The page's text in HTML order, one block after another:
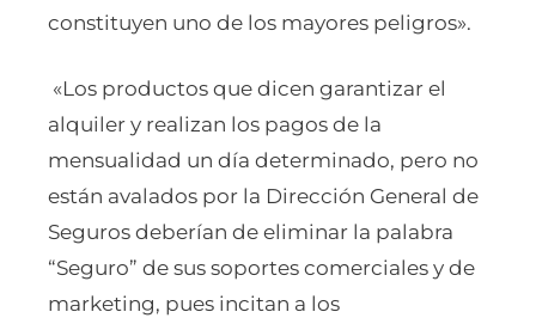
constituyen uno de los mayores peligros».
«Los productos que dicen garantizar el
alquiler y realizan los pagos de la
mensualidad un día determinado, pero no
están avalados por la Dirección General de
Seguros deberían de eliminar la palabra
“Seguro” de sus soportes comerciales y de
marketing, pues incitan a los